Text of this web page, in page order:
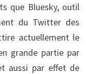
que Bluesky, outil
du Twitter des
actuellement le
grande partie par
aussi par effet de